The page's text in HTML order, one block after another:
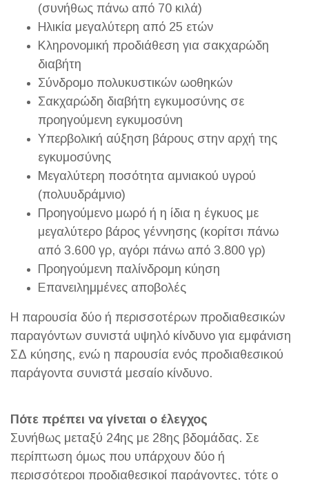
(συνήθως πάνω από 70 κιλά)
Ηλικία μεγαλύτερη από 25 ετών
Κληρονομική προδιάθεση για σακχαρώδη
διαβήτη
Σύνδρομο πολυκυστικών ωοθηκών
Σακχαρώδη διαβήτη εγκυμοσύνης σε
προηγούμενη εγκυμοσύνη
Υπερβολική αύξηση βάρους στην αρχή της
εγκυμοσύνης
Μεγαλύτερη ποσότητα αμνιακού υγρού
(πολυυδράμνιο)
Προηγούμενο μωρό ή η ίδια η έγκυος με
μεγαλύτερο βάρος γέννησης (κορίτσι πάνω
από 3.600 γρ, αγόρι πάνω από 3.800 γρ)
Προηγούμενη παλίνδρομη κύηση
Επανειλημμένες αποβολές
Η παρουσία δύο ή περισσοτέρων προδιαθεσικών
παραγόντων συνιστά υψηλό κίνδυνο για εμφάνιση
ΣΔ κύησης, ενώ η παρουσία ενός προδιαθεσικού
παράγοντα συνιστά μεσαίο κίνδυνο.
Πότε πρέπει να γίνεται ο έλεγχος
Συνήθως μεταξύ 24ης με 28ης βδομάδας. Σε
περίπτωση όμως που υπάρχουν δύο ή
περισσότεροι προδιαθεσικοί παράγοντες, τότε ο